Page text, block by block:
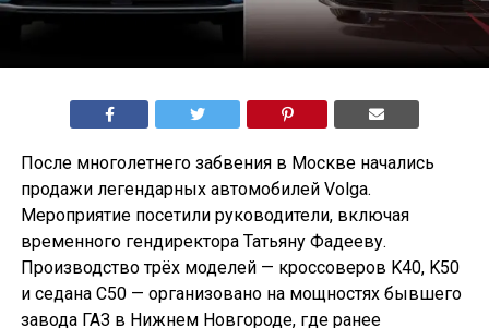
После многолетнего забвения в Москве начались
продажи легендарных автомобилей Volga.
Мероприятие посетили руководители, включая
временного гендиректора Татьяну Фадееву.
Производство трёх моделей — кроссоверов K40, K50
и седана С50 — организовано на мощностях бывшего
завода ГАЗ в Нижнем Новгороде, где ранее